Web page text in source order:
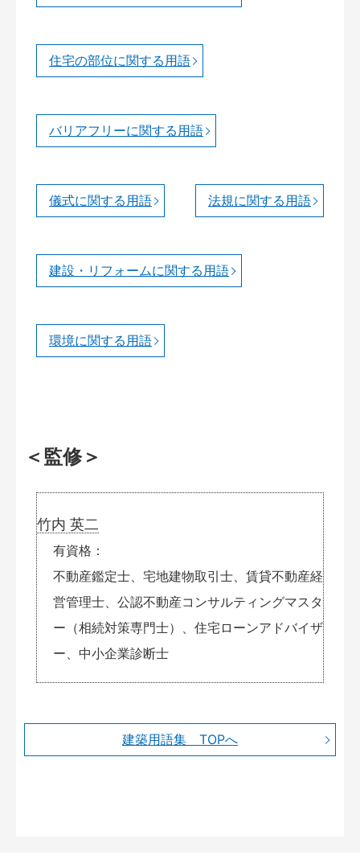
住宅の部位に関する用語
バリアフリーに関する用語
儀式に関する用語 法規に関する用語
建設・リフォームに関する用語
環境に関する用語
＜監修＞
竹内 英二
有資格
不動産鑑定士、宅地建物取引士、賃貸不動産経
営管理士、公認不動産コンサルティングマスタ
ー（相続対策専門士）、住宅ローンアドバイザ
ー、中小企業診断士
建築用語集 TOPへ